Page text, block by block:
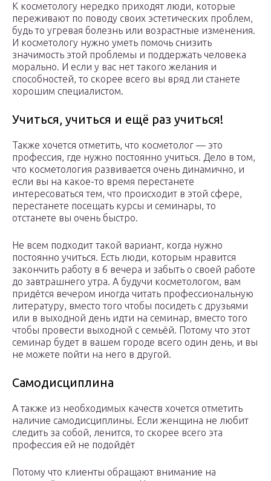
К косметологу нередко приходят люди, которые
переживают по поводу своих эстетических проблем,
будь то угревая болезнь или возрастные изменения.
И косметологу нужно уметь помочь снизить
значимость этой проблемы и поддержать человека
морально. И если у вас нет такого желания и
способностей, то скорее всего вы вряд ли станете
хорошим специалистом.
Учиться, учиться и ещё раз учиться!
Также хочется отметить, что косметолог — это
профессия, где нужно постоянно учиться. Дело в том,
что косметология развивается очень динамично, и
если вы на какое-то время перестанете
интересоваться тем, что происходит в этой сфере,
перестанете посещать курсы и семинары, то
отстанете вы очень быстро.
Не всем подходит такой вариант, когда нужно
постоянно учиться. Есть люди, которым нравится
закончить работу в 6 вечера и забыть о своей работе
до завтрашнего утра. А будучи косметологом, вам
придётся вечером иногда читать профессиональную
литературу, вместо того чтобы посидеть с друзьями
или в выходной день идти на семинар, вместо того
чтобы провести выходной с семьёй. Потому что этот
семинар будет в вашем городе всего один день, и вы
не можете пойти на него в другой.
Самодисциплина
А также из необходимых качеств хочется отметить
наличие самодисциплины. Если женщина не любит
следить за собой, ленится, то скорее всего эта
профессия ей не подойдёт
Потому что клиенты обращают внимание на